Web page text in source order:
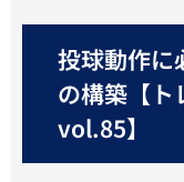
投球動作に
の構築【ト
vol.85】